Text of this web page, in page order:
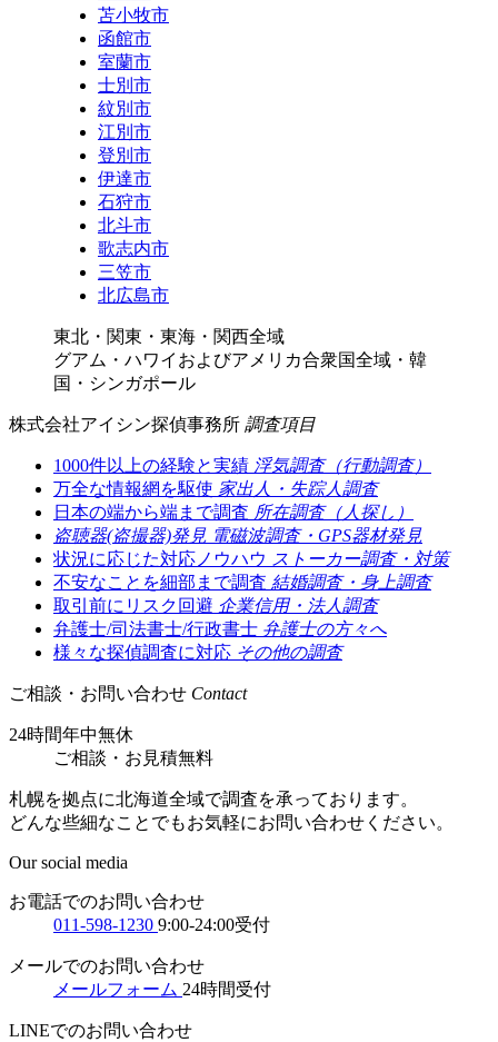
苫小牧市
函館市
室蘭市
士別市
紋別市
江別市
登別市
伊達市
石狩市
北斗市
歌志内市
三笠市
北広島市
東北・関東・東海・関西全域
グアム・ハワイおよびアメリカ合衆国全域・韓
国・シンガポール
株式会社アイシン探偵事務所 調査項目
1000件以上の経験と実績 浮気調査（行動調査）
万全な情報網を駆使 家出人・失踪人調査
日本の端から端まで調査 所在調査（人探し）
盗聴器(盗撮器)発見 電磁波調査・GPS器材発見
状況に応じた対応ノウハウ ストーカー調査・対策
不安なことを細部まで調査 結婚調査・身上調査
取引前にリスク回避 企業信用・法人調査
弁護士/司法書士/行政書士 弁護士の方々へ
様々な探偵調査に対応 その他の調査
ご相談・お問い合わせ Contact
24時間年中無休
ご相談 ・ お見積無料
札幌を拠点に北海道全域で調査を承っております。
どんな些細なことでもお気軽にお問い合わせください。
Our social media
お電話でのお問い合わせ
011-598-1230 9:00-24:00受付
メールでのお問い合わせ
メールフォーム 24時間受付
LINEでのお問い合わせ